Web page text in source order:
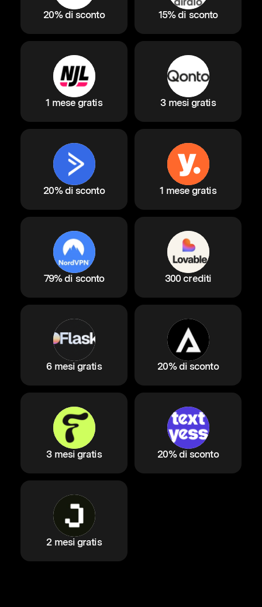
20% di sconto 15% di sconto
1 mese gratis 3 mesi gratis
20% di sconto 1 mese gratis
79% di sconto 300 crediti
6 mesi gratis 20% di sconto
3 mesi gratis 20% di sconto
2 mesi gratis